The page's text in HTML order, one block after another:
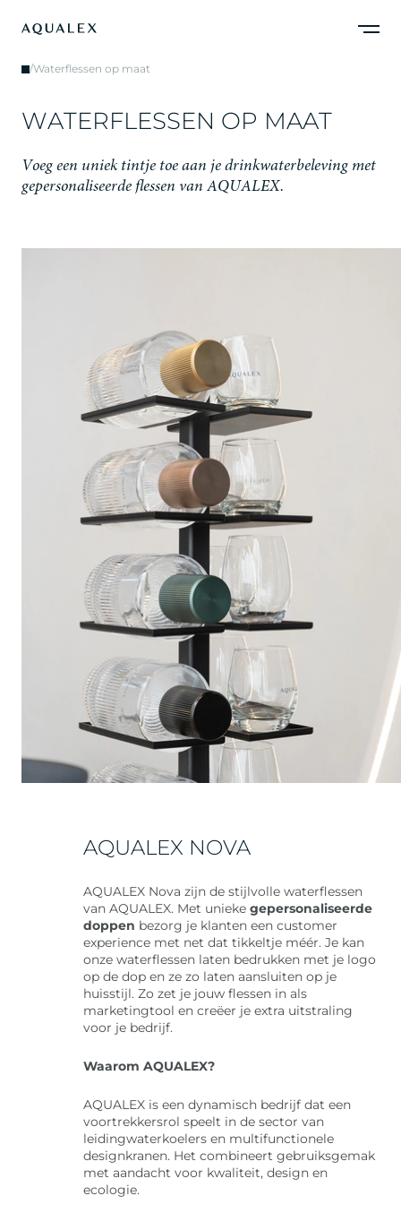
/Waterflessen op maat
WATERFLESSEN OP MAAT
Voeg een uniek tintje toe aan je drinkwaterbeleving met
gepersonaliseerde flessen van AQUALEX.
AQUALEX NOVA
AQUALEX Nova zijn de stijlvolle waterflessen
van AQUALEX. Met uniekegepersonaliseerde
doppen bezorg je klanten een customer
experience met net dat tikkeltje méér. Je kan
onze waterflessen laten bedrukken met je logo
op de dop en ze zo laten aansluiten op je
huisstijl. Zo zet je jouw flessen in als
marketingtool en creëer je extra uitstraling
voor je bedrijf.
Waarom AQUALEX?
AQUALEX is een dynamisch bedrijf dat een
voortrekkersrol speelt in de sector van
leidingwaterkoelers en multifunctionele
designkranen. Het combineert gebruiksgemak
met aandacht voor kwaliteit, design en
ecologie.